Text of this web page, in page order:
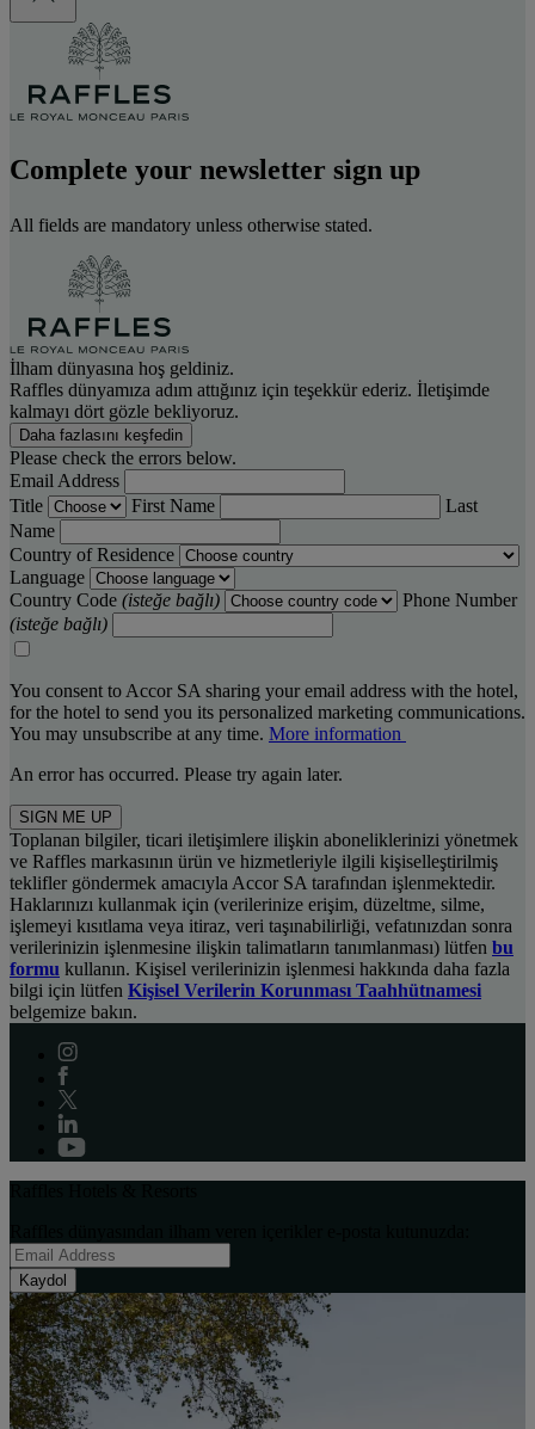
Complete your newsletter sign up
All fields are mandatory unless otherwise stated.
İlham dünyasına hoş geldiniz.
Raffles dünyamıza adım attığınız için teşekkür ederiz. İletişimde
kalmayı dört gözle bekliyoruz.
Daha fazlasını keşfedin
Please check the errors below.
Email Address
Title
First Name
Last
Name
Country of Residence
Language
Country Code (isteğe bağlı)
Phone Number
(isteğe bağlı)
You consent to Accor SA sharing your email address with the hotel,
for the hotel to send you its personalized marketing communications.
You may unsubscribe at any time. More information
An error has occurred. Please try again later.
SIGN ME UP
Toplanan bilgiler, ticari iletişimlere ilişkin aboneliklerinizi yönetmek
ve Raffles markasının ürün ve hizmetleriyle ilgili kişiselleştirilmiş
teklifler göndermek amacıyla Accor SA tarafından işlenmektedir.
Haklarınızı kullanmak için (verilerinize erişim, düzeltme, silme,
işlemeyi kısıtlama veya itiraz, veri taşınabilirliği, vefatınızdan sonra
verilerinizin işlenmesine ilişkin talimatların tanımlanması) lütfen bu
formu kullanın. Kişisel verilerinizin işlenmesi hakkında daha fazla
bilgi için lütfen Kişisel Verilerin Korunması Taahhütnamesi
belgemize bakın.
Kaydol